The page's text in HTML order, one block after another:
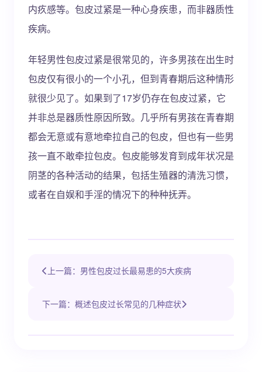
内疚感等。包皮过紧是一种心身疾患，而非器质性
疾病。
年轻男性包皮过紧是很常见的，许多男孩在出生时
包皮仅有很小的一个小孔，但到青春期后这种情形
就很少见了。如果到了17岁仍存在包皮过紧，它
并非总是器质性原因所致。几乎所有男孩在青春期
都会无意或有意地牵拉自己的包皮，但也有一些男
孩一直不敢牵拉包皮。包皮能够发育到成年状况是
阴茎的各种活动的结果，包括生殖器的清洗习惯，
或者在自娱和手淫的情况下的种种抚弄。
上一篇：男性包皮过长最易患的5大疾病
下一篇：概述包皮过长常见的几种症状